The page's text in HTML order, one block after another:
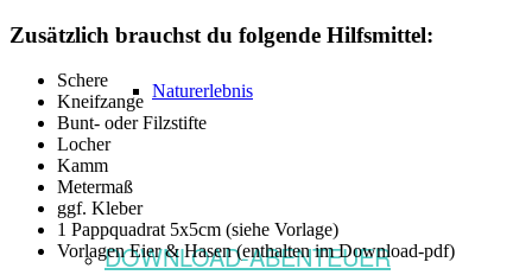
Naturerlebnis
DOWNLOAD-ABENTEUER
Zusätzlich brauchst du folgende Hilfsmittel:
Schere
Kneifzange
Bunt- oder Filzstifte
Locher
Kamm
Metermaß
ggf. Kleber
1 Pappquadrat 5x5cm (siehe Vorlage)
Vorlagen Eier & Hasen (enthalten im Download-pdf)